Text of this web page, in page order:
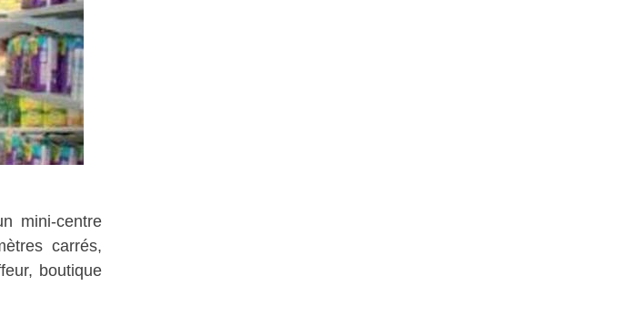
mini-centre
carrés,
boutique